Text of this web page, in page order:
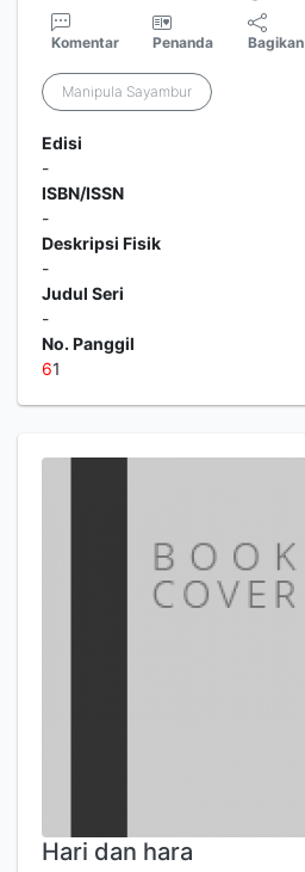
Komentar Penanda Bagikan
Manipula Sayambur
Edisi
-
ISBN/ISSN
-
Deskripsi Fisik
-
Judul Seri
-
No. Panggil
61
Hari dan hara